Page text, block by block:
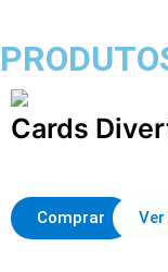
Cards
Comprar